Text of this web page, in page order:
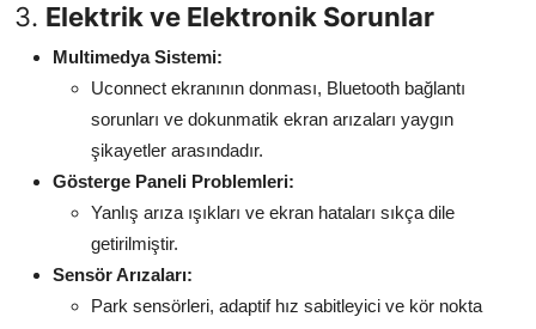
3. Elektrik ve Elektronik Sorunlar
Multimedya Sistemi:
Uconnect ekranının donması, Bluetooth bağlantı
sorunları ve dokunmatik ekran arızaları yaygın
şikayetler arasındadır.
Gösterge Paneli Problemleri:
Yanlış arıza ışıkları ve ekran hataları sıkça dile
getirilmiştir.
Sensör Arızaları:
Park sensörleri, adaptif hız sabitleyici ve kör nokta